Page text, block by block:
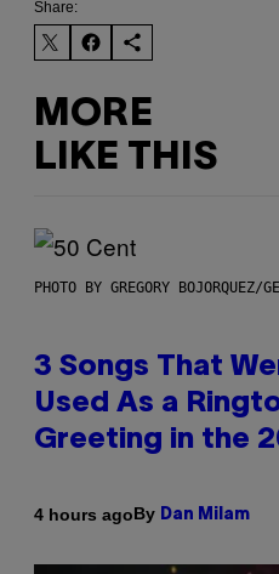
Share:
MORE
LIKE THIS
PHOTO BY GREGORY BOJORQUEZ/
3 Songs That
Used As a
Greeting in the
4 hours agoBy Dan Milam